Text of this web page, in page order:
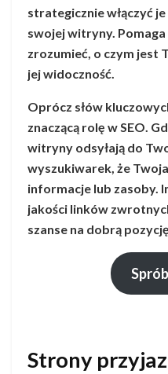
strategicznie włączyć
swojej witryny.
zrozumieć, o czym jest
jej widoczność.
Oprócz słów
znaczącą rolę w SEO.
witryny odsyłają do
wyszukiwarek, że
informacje lub zasoby.
jakości linków
szanse na dobrą pozycję
Strony